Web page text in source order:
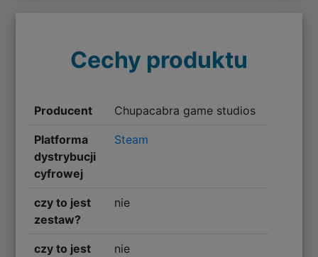
Cechy produktu
Producent Chupacabra game studios
Platforma
dystrybucji
cyfrowej
Steam
czy to jest
zestaw?
nie
czy to jest
nie